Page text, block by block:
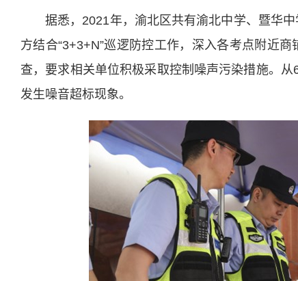
据悉，2021年，渝北区共有渝北中学、暨华中
方结合“3+3+N”巡逻防控工作，深入各考点附近
查，要求相关单位积极采取控制噪声污染措施。
发生噪音超标现象。